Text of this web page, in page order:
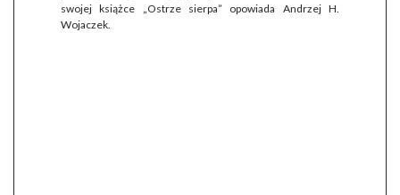
swojej książce „Ostrze sierpa” opowiada Andrzej H.
Wojaczek.